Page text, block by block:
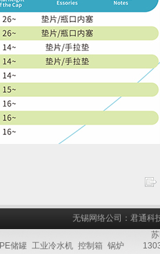
无锡网络公司：君通科
PE储罐 工业冷水机 控制箱 锅炉